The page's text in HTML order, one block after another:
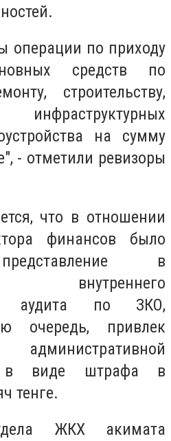
операции по приходу
средств по
строительству,
на сумму
- отметили ревизоры
что в отношении
финансов было
в
внутреннего
аудита по ЗКО,
очередь, привлек
в виде штрафа в
тенге.
ЖКХ акимата